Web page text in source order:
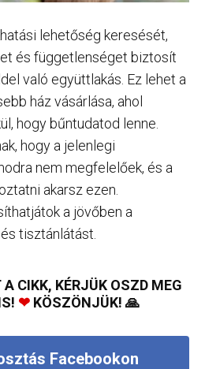
lehetőség keresését,
és függetlenséget biztosít
való együttlakás. Ez lehet a
ház vásárlása, ahol
hogy bűntudatod lenne.
hogy a jelenlegi
nem megfelelőek, és a
akarsz ezen.
a jövőben a
tisztánlátást.
CIKK, KÉRJÜK OSZD MEG
❤KÖSZÖNJÜK! 🙏
Facebookon